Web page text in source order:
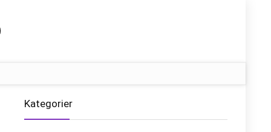
Kategorier